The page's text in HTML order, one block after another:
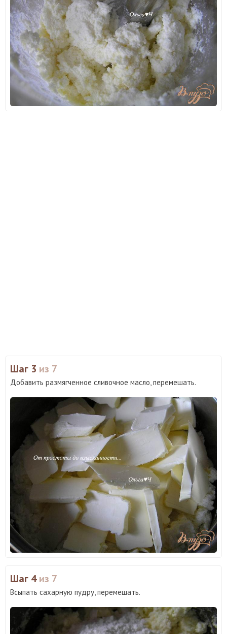
Шаг 3 из 7
Добавить размягченное сливочное масло, перемешать.
Шаг 4из 7
Всыпать сахарную пудру, перемешать.